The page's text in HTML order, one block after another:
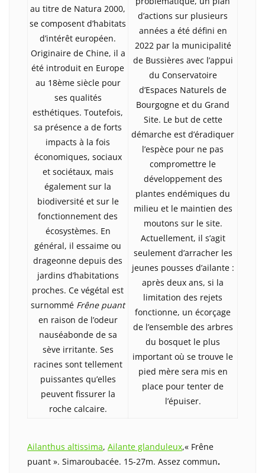
au titre de Natura 2000,
se composent d’habitats
d’intérêt européen.
Originaire de Chine, il a
été introduit en Europe
au 18ème siècle pour
ses qualités
esthétiques. Toutefois,
sa présence a de forts
impacts à la fois
économiques, sociaux
et sociétaux, mais
également sur la
biodiversité et sur le
fonctionnement des
écosystèmes. En
général, il essaime ou
drageonne depuis des
jardins d’habitations
proches. Ce végétal est
surnommé Frêne puant
en raison de l’odeur
nauséabonde de sa
sève irritante. Ses
racines sont tellement
puissantes qu’elles
peuvent fissurer la
roche calcaire.
d’actions sur plusieurs
années a été défini en
2022 par la municipalité
de Bussières avec l’appui
du Conservatoire
d’Espaces Naturels de
Bourgogne et du Grand
Site. Le but de cette
démarche est d’éradiquer
l’espèce pour ne pas
compromettre le
développement des
plantes endémiques du
milieu et le maintien des
moutons sur le site.
Actuellement, il s’agit
seulement d’arracher les
jeunes pousses d’ailante :
après deux ans, si la
limitation des rejets
fonctionne, un écorçage
de l’ensemble des arbres
du bosquet le plus
important où se trouve le
pied mère sera mis en
place pour tenter de
l’épuiser.
Ailanthus altissima, Ailante glanduleux,« Frêne
puant ». Simaroubacée. 15-27m. Assez commun.